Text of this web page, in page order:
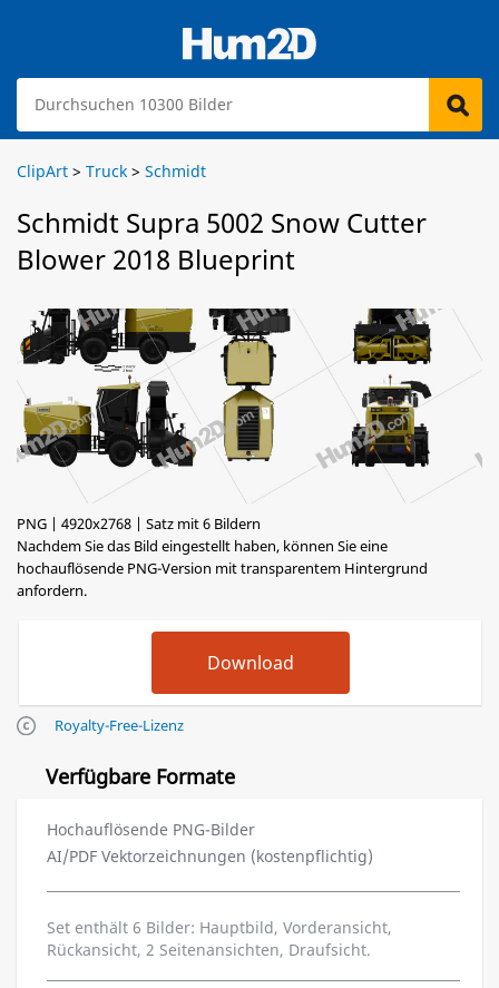
ClipArt > Truck > Schmidt
Schmidt Supra 5002 Snow Cutter
Blower 2018 Blueprint
PNG | 4920x2768 | Satz mit 6 Bildern
Nachdem Sie das Bild eingestellt haben, können Sie eine
hochauflösende PNG-Version mit transparentem Hintergrund
anfordern.
Royalty-Free-Lizenz
Verfügbare Formate
Hochauflösende PNG-Bilder
AI/PDF Vektorzeichnungen (kostenpflichtig)
Set enthält 6 Bilder: Hauptbild, Vorderansicht,
Rückansicht, 2 Seitenansichten, Draufsicht.